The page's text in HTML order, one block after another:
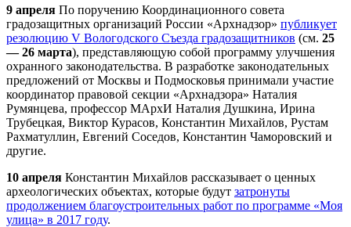
9 апреля По поручению Координационного совета
градозащитных организаций России «Архнадзор» публикует
резолюцию V Вологодского Съезда градозащитников (см. 25
— 26 марта), представляющую собой программу улучшения
охранного законодательства. В разработке законодательных
предложений от Москвы и Подмосковья принимали участие
координатор правовой секции «Архнадзора» Наталия
Румянцева, профессор МАрхИ Наталия Душкина, Ирина
Трубецкая, Виктор Курасов, Константин Михайлов, Рустам
Рахматуллин, Евгений Соседов, Константин Чаморовский и
другие.
10 апреля Константин Михайлов рассказывает о ценных
археологических объектах, которые будут затронуты
продолжением благоустроительных работ по программе «Моя
улица» в 2017 году.